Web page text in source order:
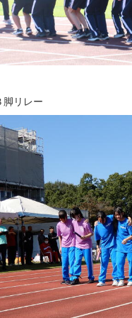
脚リレー